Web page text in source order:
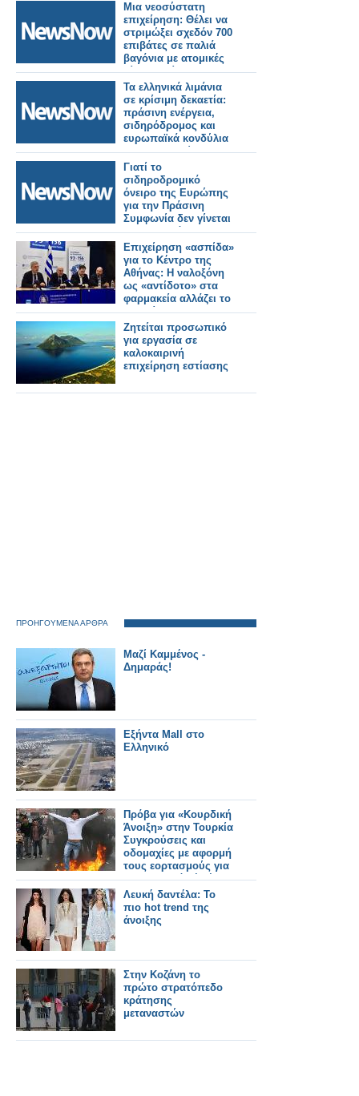
Μια νεοσύστατη
επιχείρηση: Θέλει να
στριμώξει σχεδόν 700
επιβάτες σε παλιά
βαγόνια με ατομικές
μίνι καμπίνες για να
μειώσει την τιμή!
Τα ελληνικά λιμάνια
σε κρίσιμη δεκαετία:
πράσινη ενέργεια,
σιδηρόδρομος και
ευρωπαϊκά κονδύλια
αναδιαμορφώνουν
τον ρόλο τους στη
Μεσόγειο
Γιατί το
σιδηροδρομικό
όνειρο της Ευρώπης
για την Πράσινη
Συμφωνία δεν γίνεται
πραγματικότητα
Επιχείρηση «ασπίδα»
για το Κέντρο της
Αθήνας: Η ναλοξόνη
ως «αντίδοτο» στα
φαρμακεία αλλάζει το
παιχνίδι
Ζητείται προσωπικό
για εργασία σε
καλοκαιρινή
επιχείρηση εστίασης
ΠΡΟΗΓΟΥΜΕΝΑ ΑΡΘΡΑ
Μαζί Καμμένος -
Δημαράς!
Εξήντα Mall στο
Ελληνικό
Πρόβα για «Κουρδική
Άνοιξη» στην Τουρκία
Συγκρούσεις και
οδομαχίες με αφορμή
τους εορτασμούς για
το κουρδικό νέο έτος
Λευκή δαντέλα: Το
πιο hot trend της
άνοιξης
Στην Κοζάνη το
πρώτο στρατόπεδο
κράτησης
μεταναστών